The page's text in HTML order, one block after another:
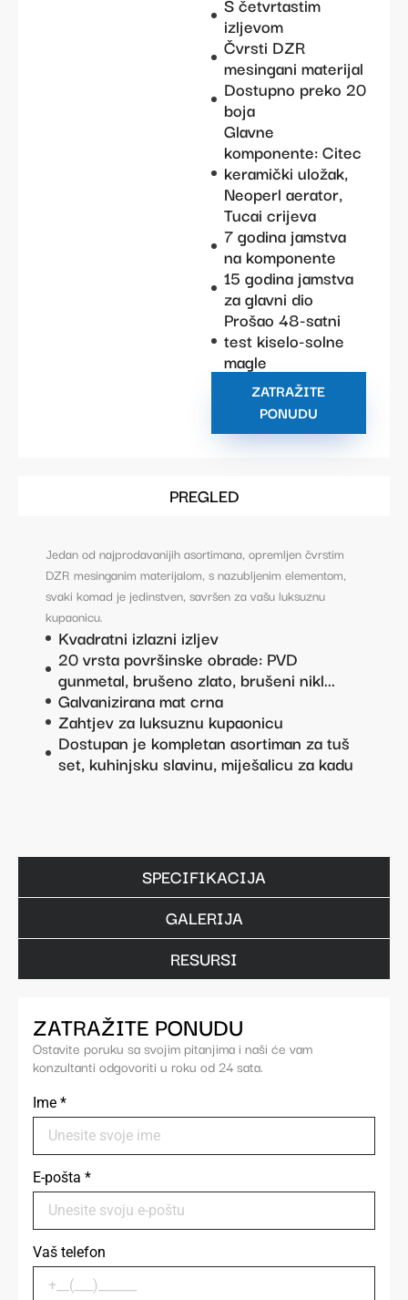
izljevom
Čvrsti DZR
mesingani materijal
Dostupno preko 20
boja
Glavne
komponente: Citec
keramički uložak,
Neoperl aerator,
Tucai crijeva
7 godina jamstva
na komponente
15 godina jamstva
za glavni dio
Prošao 48-satni
test kiselo-solne
magle
ZATRAŽITE
PONUDU
PREGLED
SPECIFIKACIJA
GALERIJA
RESURSI
Jedan od najprodavanijih asortimana, opremljen čvrstim
DZR mesinganim materijalom, s nazubljenim elementom,
svaki komad je jedinstven, savršen za vašu luksuznu
kupaonicu.
Kvadratni izlazni izljev
20 vrsta površinske obrade: PVD
gunmetal, brušeno zlato, brušeni nikl...
Galvanizirana mat crna
Zahtjev za luksuznu kupaonicu
Dostupan je kompletan asortiman za tuš
set, kuhinjsku slavinu, miješalicu za kadu
ZATRAŽITE PONUDU
Ostavite poruku sa svojim pitanjima i naši će vam
konzultanti odgovoriti u roku od 24 sata.
Ime *
E-pošta *
Vaš telefon